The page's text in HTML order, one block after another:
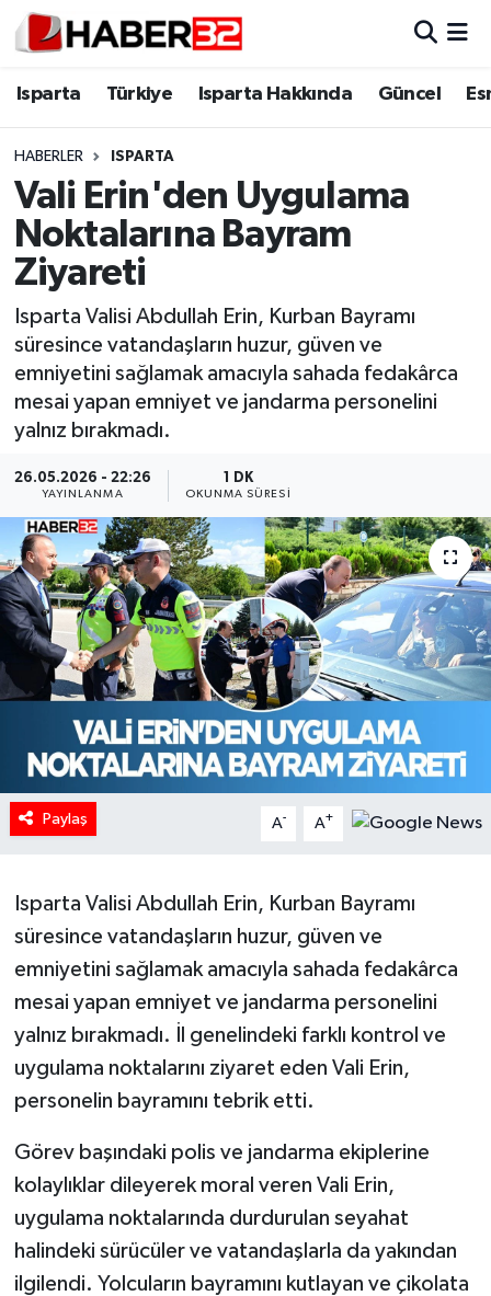
Isparta Türkiye Isparta Hakkında Güncel
HABERLER ISPARTA
Vali Erin'den Uygulama
Noktalarına Bayram
Ziyareti
Isparta Valisi Abdullah Erin, Kurban Bayramı
süresince vatandaşların huzur, güven ve
emniyetini sağlamak amacıyla sahada fedakârca
mesai yapan emniyet ve jandarma personelini
yalnız bırakmadı.
26.05.2026 - 22:26
YAYINLANMA
1 DK
OKUNMA SÜRESI
Paylaş A- A+
Isparta Valisi Abdullah Erin, Kurban Bayramı
süresince vatandaşların huzur, güven ve
emniyetini sağlamak amacıyla sahada fedakârca
mesai yapan emniyet ve jandarma personelini
yalnız bırakmadı. İl genelindeki farklı kontrol ve
uygulama noktalarını ziyaret eden Vali Erin,
personelin bayramını tebrik etti.
Görev başındaki polis ve jandarma ekiplerine
kolaylıklar dileyerek moral veren Vali Erin,
uygulama noktalarında durdurulan seyahat
halindeki sürücüler ve vatandaşlarla da yakından
ilgilendi. Yolcuların bayramını kutlayan ve çikolata
Isparta
Esnaf Diyor ki;
ASAYİŞ
BİLİM VE TEKNOLOJİ
EĞİTİM
GENEL
Güncel
HABERDE İNSAN
İlginç
KÜLTÜR SANAT
MAGAZİN
Oyun
POLİTİKA
Spor
Tarihi Yapılarımız
Teknoloji
Türkiye
Yerel
İletişim
Isparta Nöbetçi Eczaneler
Isparta Trafik Yoğunluk Haritası
Süper Lig Puan Durumu ve Fikstür
Tüm Manşetler
Son Dakika Haberleri
Haber Arşivi